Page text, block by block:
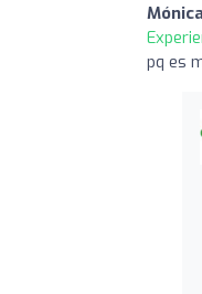
pq es